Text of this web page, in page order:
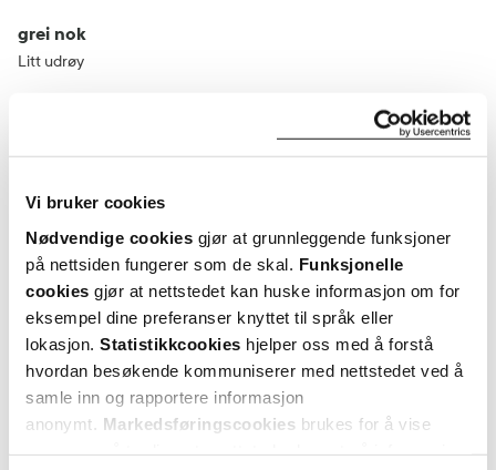
Vi bruker cookies
Nødvendige cookies gjør at grunnleggende funksjoner
på nettsiden fungerer som de skal. Funksjonelle
cookies gjør at nettstedet kan huske informasjon om for
eksempel dine preferanser knyttet til språk eller
lokasjon. Statistikkcookies hjelper oss med å forstå
hvordan besøkende kommuniserer med nettstedet ved å
samle inn og rapportere informasjon
anonymt. Markedsføringscookies brukes for å vise
grei nok
Litt udrøy
flagg denne anmeldelsen
Kjempegod på overfølsom hud.
28 dager siden
Karen
Kjempegod på overfølsom hud.